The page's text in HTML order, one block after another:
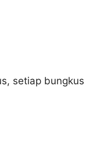
setiap bungkus